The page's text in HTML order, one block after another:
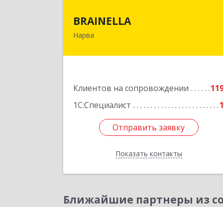
BRAINELLA
Нарва
Клиентов на сопровождении
1С:Специалист
1
Отправить заявку
Показать контакты
Отправить заявку
Назад
Ближайшие партнеры из